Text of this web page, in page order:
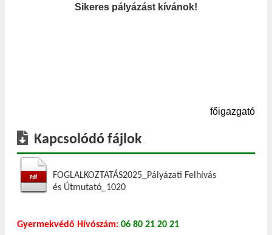
Sikeres pályázást kívánok!
főigazgató
Kapcsolódó fájlok
FOGLALKOZTATÁS2025_Pályázati Felhívás
és Útmutató_1020
Gyermekvédő Hívószám: 06 80 21 20 21